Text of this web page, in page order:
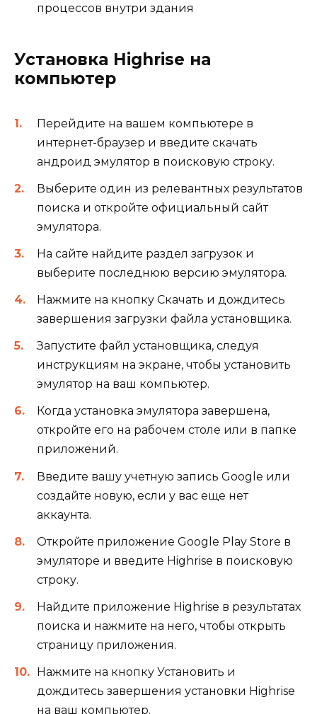
процессов внутри здания
Установка Highrise на
компьютер
Перейдите на вашем компьютере в
интернет-браузер и введите скачать
андроид эмулятор в поисковую строку.
Выберите один из релевантных результатов
поиска и откройте официальный сайт
эмулятора.
На сайте найдите раздел загрузок и
выберите последнюю версию эмулятора.
Нажмите на кнопку Скачать и дождитесь
завершения загрузки файла установщика.
Запустите файл установщика, следуя
инструкциям на экране, чтобы установить
эмулятор на ваш компьютер.
Когда установка эмулятора завершена,
откройте его на рабочем столе или в папке
приложений.
Введите вашу учетную запись Google или
создайте новую, если у вас еще нет
аккаунта.
Откройте приложение Google Play Store в
эмуляторе и введите Highrise в поисковую
строку.
Найдите приложение Highrise в результатах
поиска и нажмите на него, чтобы открыть
страницу приложения.
Нажмите на кнопку Установить и
дождитесь завершения установки Highrise
на ваш компьютер.